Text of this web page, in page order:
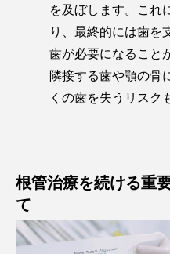
を及ぼします。これ
り、最終的には歯を
歯が必要になること
隣接する歯や顎の骨
くの歯を失うリスク
根管治療を続ける重
て